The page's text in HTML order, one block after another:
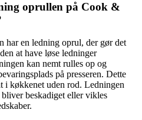
oprullen på Cook &
har en ledning oprul, der gør det
at have løse ledninger
kan nemt rulles op og
på presseren. Dette
i køkkenet uden rod. Ledningen
beskadiget eller vikles